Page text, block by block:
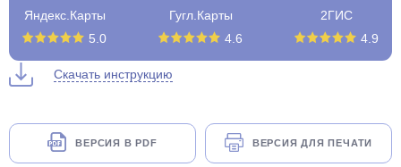
Яндекс.Карты
5.0
Гугл.Карты
4.6
2ГИС
4.9
Скачать инструкцию
ВЕРСИЯ В PDF ВЕРСИЯ ДЛЯ ПЕЧАТИ